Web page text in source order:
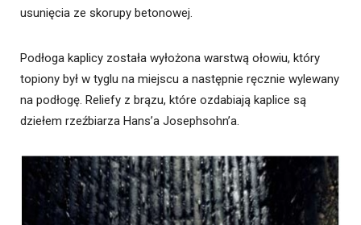
usunięcia ze skorupy betonowej.
Podłoga kaplicy została wyłożona warstwą ołowiu, który
topiony był w tyglu na miejscu a następnie ręcznie wylewany
na podłogę. Reliefy z brązu, które ozdabiają kaplice są
dziełem rzeźbiarza Hans’a Josephsohn’a.